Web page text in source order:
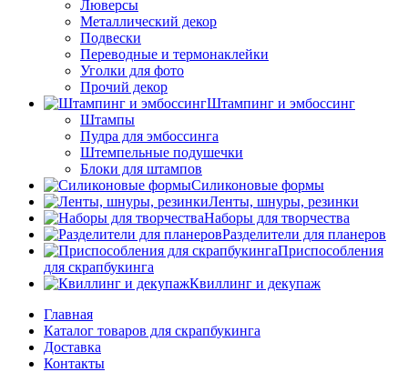
Люверсы
Металлический декор
Подвески
Переводные и термонаклейки
Уголки для фото
Прочий декор
Штампинг и эмбоссинг
Штампы
Пудра для эмбоссинга
Штемпельные подушечки
Блоки для штампов
Силиконовые формы
Ленты, шнуры, резинки
Наборы для творчества
Разделители для планеров
Приспособления
для скрапбукинга
Квиллинг и декупаж
Главная
Каталог товаров для скрапбукинга
Доставка
Контакты